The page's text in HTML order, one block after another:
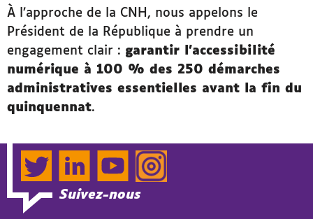
À l’approche de la CNH, nous appelons le
Président de la République à prendre un
engagement clair : garantir l’accessibilité
numérique à 100 % des 250 démarches
administratives essentielles avant la fin du
quinquennat.
Suivez-nous
TwitterLinkedInYouTubeInstagram